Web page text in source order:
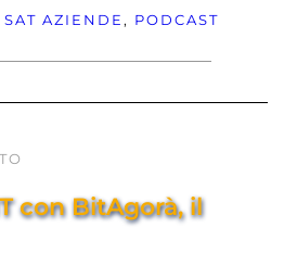
SAT AZIENDE , PODCAST
con BitAgorà, il